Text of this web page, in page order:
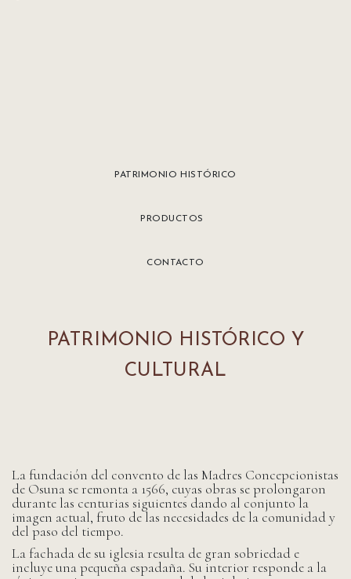
PATRIMONIO HISTÓRICO
PRODUCTOS
CONTACTO
PATRIMONIO HISTÓRICO Y
CULTURAL
La fundación del convento de las Madres Concepcionistas
de Osuna se remonta a 1566, cuyas obras se prolongaron
durante las centurias siguientes dando al conjunto la
imagen actual, fruto de las necesidades de la comunidad y
del paso del tiempo.
La fachada de su iglesia resulta de gran sobriedad e
incluye una pequeña espadaña. Su interior responde a la